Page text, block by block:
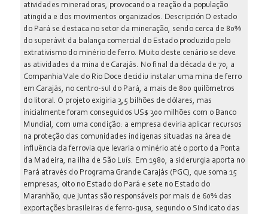
atividades mineradoras, provocando a reação da população
atingida e dos movimentos organizados. Descripción O estado
do Pará se destaca no setor da mineração, sendo cerca de 80%
do superávit da balança comercial do Estado produzido pelo
extrativismo do minério de ferro. Muito deste cenário se deve
as atividades da mina de Carajás. No final da década de 70, a
Companhia Vale do Rio Doce decidiu instalar uma mina de ferro
em Carajás, no centro-sul do Pará, a mais de 800 quilômetros
do litoral. O projeto exigiria 3,5 bilhões de dólares, mas
inicialmente foram conseguidos US$ 300 milhões com o Banco
Mundial, com uma condição: a empresa deviria aplicar recursos
na proteção das comunidades indígenas situadas na área de
influência da ferrovia que levaria o minério até o porto da Ponta
da Madeira, na ilha de São Luís. Em 1980, a siderurgia aporta no
Pará através do Programa Grande Carajás (PGC), que soma 15
empresas, oito no Estado do Pará e sete no Estado do
Maranhão, que juntas são responsáveis por mais de 60% das
exportações brasileiras de ferro-gusa, segundo o Sindicato das